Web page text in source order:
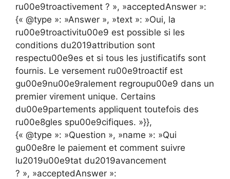
ru00e9troactivement ? », »acceptedAnswer »:
{« @type »: »Answer », »text »: »Oui, la
ru00e9troactivitu00e9 est possible si les
conditions du2019attribution sont
respectu00e9es et si tous les justificatifs sont
fournis. Le versement ru00e9troactif est
gu00e9nu00e9ralement regroupu00e9 dans un
premier virement unique. Certains
du00e9partements appliquent toutefois des
ru00e8gles spu00e9cifiques. »}},
{« @type »: »Question », »name »: »Qui
gu00e8re le paiement et comment suivre
lu2019u00e9tat du2019avancement
? », »acceptedAnswer »: